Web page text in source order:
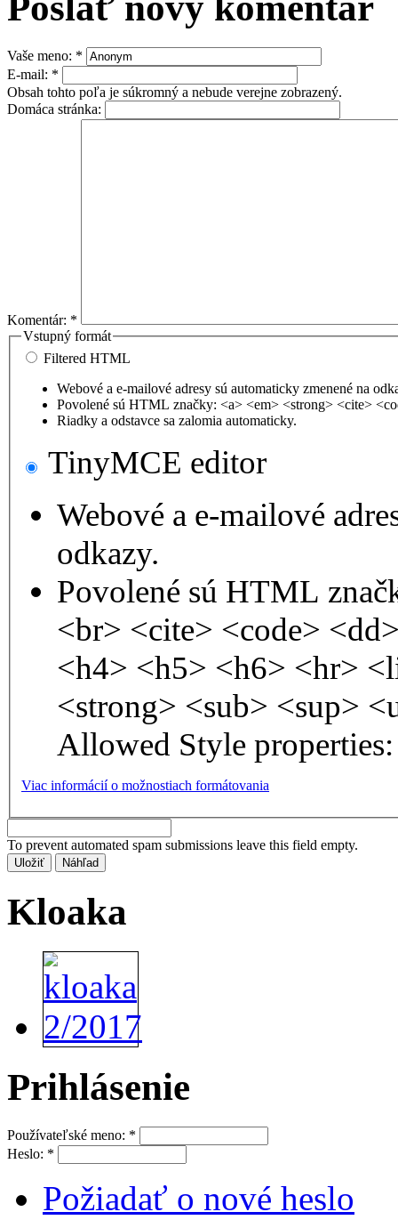
Vaše meno: *
E-mail: *
Obsah tohto poľa je súkromný a nebude verejne zobrazený.
Domáca stránka:
Komentár: *
Vstupný formát
Filtered HTML
Webové a e-mailové adresy sú automaticky zmenené na
Povolené sú HTML značky: <a> <em> <strong> <cite>
Riadky a odstavce sa zalomia automaticky.
TinyMCE editor
Webové a e-mailové
odkazy.
Povolené sú HTML
<br> <cite> <code>
<h4> <h5> <h6> <hr>
<strong> <sub> <sup>
Allowed Style
Viac informácií o možnostiach formátovania
To prevent automated spam submissions leave this field empty.
Kloaka
Prihlásenie
Používateľské meno: *
Heslo: *
Požiadať o nové heslo